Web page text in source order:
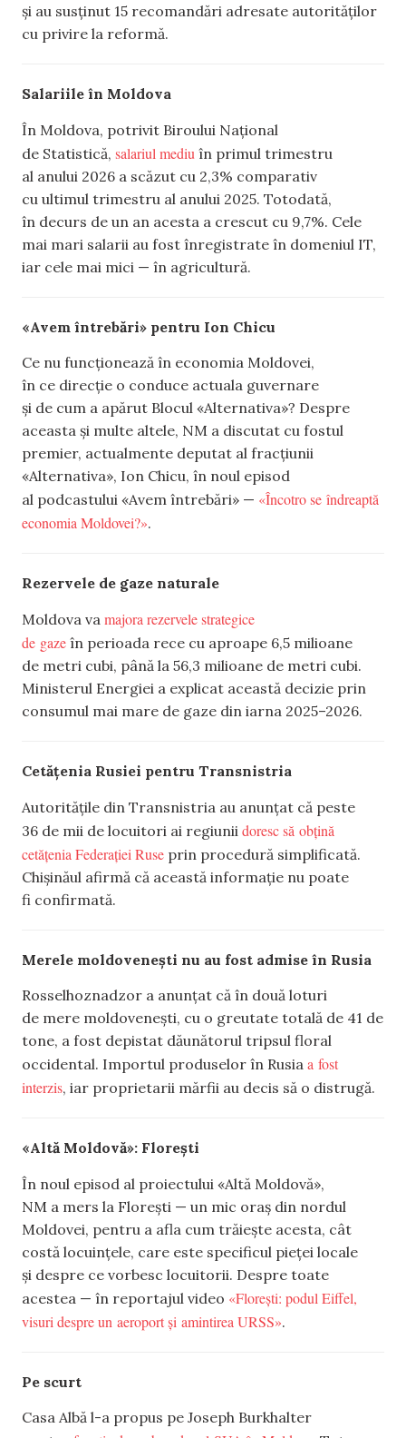
și au susținut 15 recomandări adresate autorităților
cu privire la reformă.
Salariile în Moldova
În Moldova, potrivit Biroului Național
de Statistică, salariul mediu în primul trimestru
al anului 2026 a scăzut cu 2,3% comparativ
cu ultimul trimestru al anului 2025. Totodată,
în decurs de un an acesta a crescut cu 9,7%. Cele
mai mari salarii au fost înregistrate în domeniul IT,
iar cele mai mici — în agricultură.
«Avem întrebări» pentru Ion Chicu
Ce nu funcționează în economia Moldovei,
în ce direcție o conduce actuala guvernare
și de cum a apărut Blocul «Alternativa»? Despre
aceasta și multe altele, NM a discutat cu fostul
premier, actualmente deputat al fracțiunii
«Alternativa», Ion Chicu, în noul episod
al podcastului «Avem întrebări» — «Încotro se îndreaptă
economia Moldovei?».
Rezervele de gaze naturale
Moldova va majora rezervele strategice
de gaze în perioada rece cu aproape 6,5 milioane
de metri cubi, până la 56,3 milioane de metri cubi.
Ministerul Energiei a explicat această decizie prin
consumul mai mare de gaze din iarna 2025–2026.
Cetățenia Rusiei pentru Transnistria
Autoritățile din Transnistria au anunțat că peste
36 de mii de locuitori ai regiunii doresc să obțină
cetățenia Federației Ruse prin procedură simplificată.
Chișinăul afirmă că această informație nu poate
fi confirmată.
Merele moldovenești nu au fost admise în Rusia
Rosselhoznadzor a anunțat că în două loturi
de mere moldovenești, cu o greutate totală de 41 de
tone, a fost depistat dăunătorul tripsul floral
occidental. Importul produselor în Rusia a fost
interzis, iar proprietarii mărfii au decis să o distrugă.
«Altă Moldovă»: Florești
În noul episod al proiectului «Altă Moldovă»,
NM a mers la Florești — un mic oraș din nordul
Moldovei, pentru a afla cum trăiește acesta, cât
costă locuințele, care este specificul pieței locale
și despre ce vorbesc locuitorii. Despre toate
acestea — în reportajul video «Florești: podul Eiffel,
visuri despre un aeroport și amintirea URSS».
Pe scurt
Casa Albă l-a propus pe Joseph Burkhalter